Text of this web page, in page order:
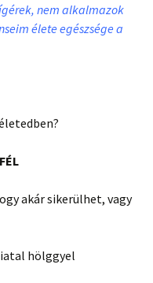
nem alkalmazok
élete egészsége a
akár sikerülhet, vagy
hölggyel